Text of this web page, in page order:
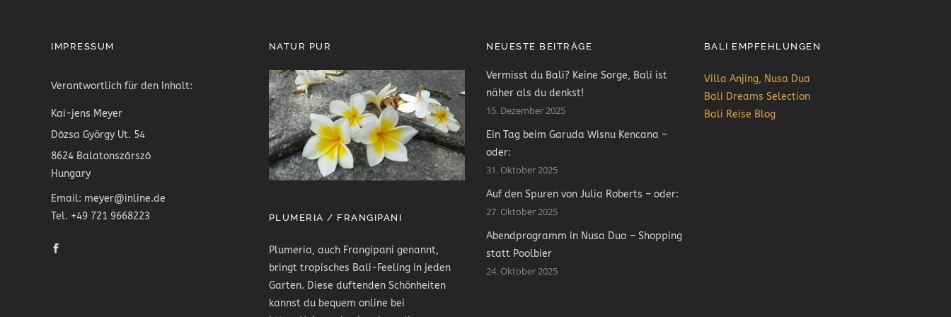
IMPRESSUM
Verantwortlich für den Inhalt:
Kai-jens Meyer
Dózsa György Ut. 54
8624 Balatonszárszó
Hungary
Email: meyer@inline.de
Tel. +49 721 9668223
NATUR PUR
PLUMERIA / FRANGIPANI
Plumeria, auch Frangipani genannt,
bringt tropisches Bali-Feeling in jeden
Garten. Diese duftenden Schönheiten
kannst du bequem online bei
NEUESTE BEITRÄGE
Vermisst du Bali? Keine Sorge, Bali ist
näher als du denkst!
15. Dezember 2025
Ein Tag beim Garuda Wisnu Kencana –
oder:
31. Oktober 2025
Auf den Spuren von Julia Roberts – oder:
27. Oktober 2025
Abendprogramm in Nusa Dua – Shopping
statt Poolbier
24. Oktober 2025
BALI EMPFEHLUNGEN
Villa Anjing, Nusa Dua
Bali Dreams Selection
Bali Reise Blog